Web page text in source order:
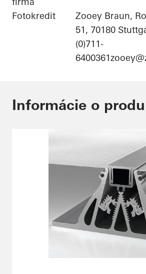
Fotokredit
Zooey Braun,
51, 70180
(0)711-
Informácie o